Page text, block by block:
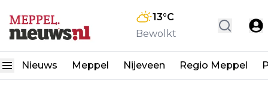
13°C
Bewolkt
Nieuws Meppel Nijeveen Regio Meppel